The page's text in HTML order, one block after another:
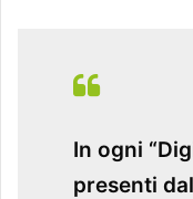
In ogni
presenti